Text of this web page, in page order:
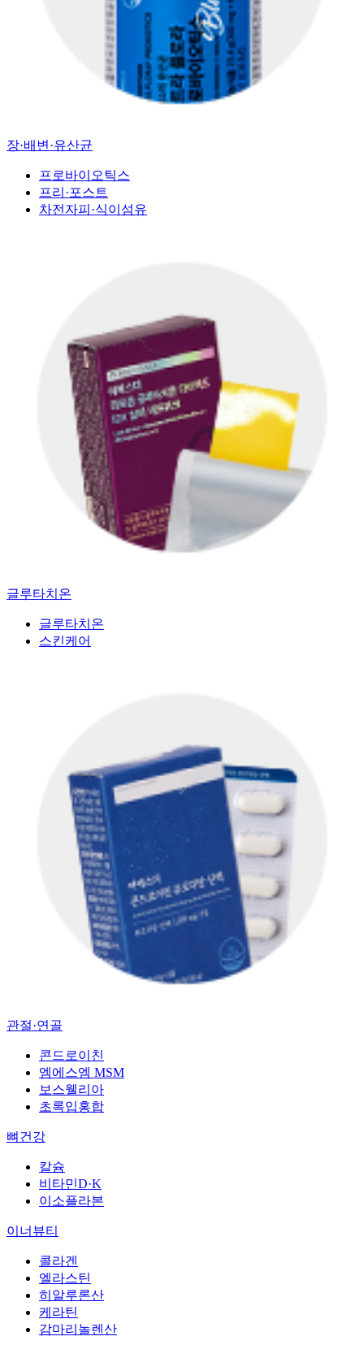
장·배변·유산균
프로바이오틱스
프리·포스트
차전자피·식이섬유
글루타치온
글루타치온
스킨케어
관절·연골
콘드로이친
엠에스엠 MSM
보스웰리아
초록입홍합
뼈건강
칼슘
비타민D·K
이소플라본
이너뷰티
콜라겐
엘라스틴
히알루론산
케라틴
감마리놀렌산